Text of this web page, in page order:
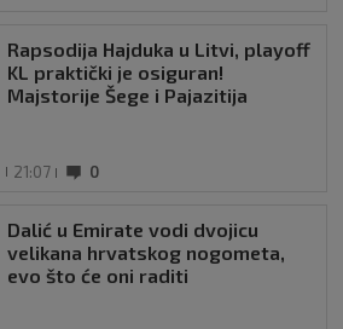
Rapsodija Hajduka u Litvi, playoff
KL praktički je osiguran!
Majstorije Šege i Pajazitija
21:07 0
Dalić u Emirate vodi dvojicu
velikana hrvatskog nogometa,
evo što će oni raditi